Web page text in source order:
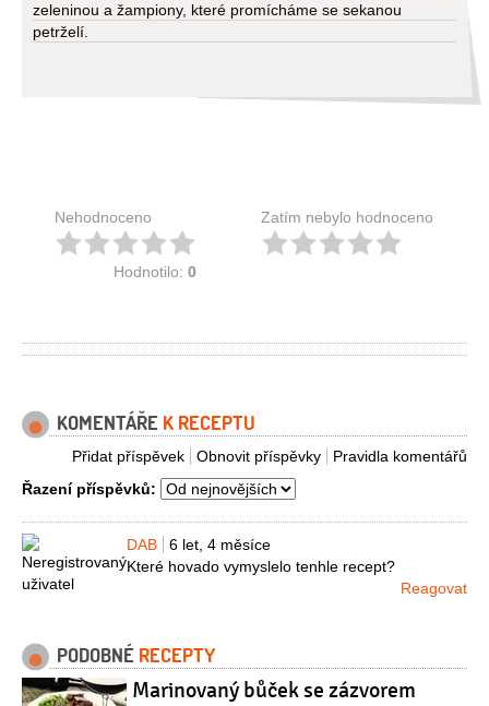
zeleninou a žampiony, které promícháme se sekanou
petrželí.
Nehodnoceno
Hodnotilo: 0
Zatím nebylo hodnoceno
KOMENTÁŘE K RECEPTU
Pravidla komentářů
Obnovit příspěvky
Přidat příspěvek
Řazení příspěvků:
DAB
6 let, 4 měsíce
Které hovado vymyslelo tenhle recept?
Reagovat
PODOBNÉ RECEPTY
Marinovaný bůček se zázvorem